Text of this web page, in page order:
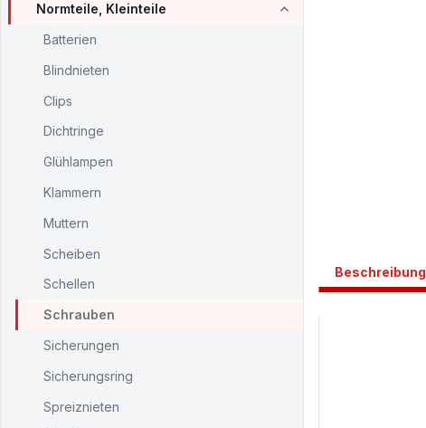
Beschreibung
Normteile, Kleinteile
Batterien
Blindnieten
Clips
Dichtringe
Glühlampen
Klammern
Muttern
Scheiben
Schellen
Schrauben
Sicherungen
Sicherungsring
Spreiznieten